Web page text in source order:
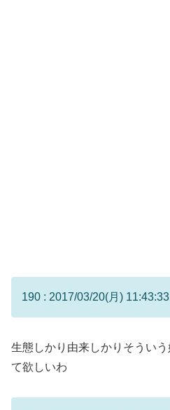
190 : 2017/03/20(月)
生態しかり由来しかりそうい
て欲しいわ